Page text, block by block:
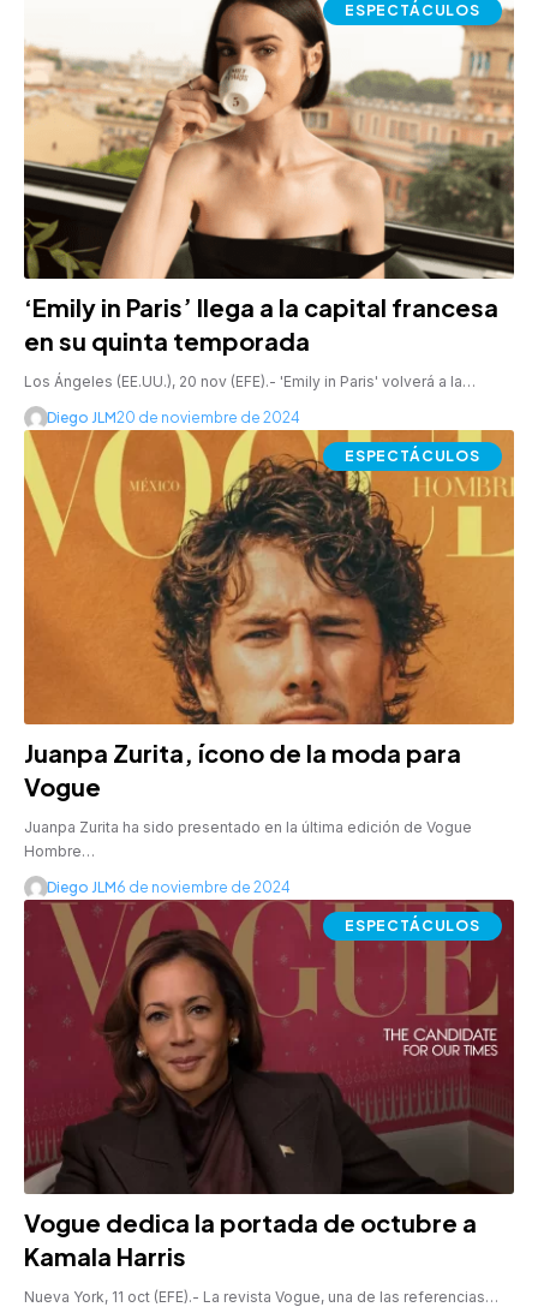
ESPECTÁCULOS
‘Emily in Paris’ llega a la capital francesa
en su quinta temporada
Los Ángeles (EE.UU.), 20 nov (EFE).- 'Emily in Paris' volverá a la…
Diego JLM20 de noviembre de 2024
ESPECTÁCULOS
Juanpa Zurita, ícono de la moda para
Vogue
Juanpa Zurita ha sido presentado en la última edición de Vogue
Hombre…
Diego JLM6 de noviembre de 2024
ESPECTÁCULOS
Vogue dedica la portada de octubre a
Kamala Harris
Nueva York, 11 oct (EFE).- La revista Vogue, una de las referencias…